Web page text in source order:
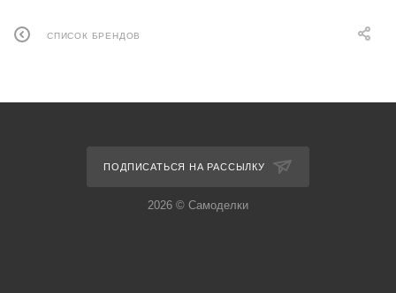
СПИСОК БРЕНДОВ
ПОДПИСАТЬСЯ НА РАССЫЛКУ
2026 © Самоделки